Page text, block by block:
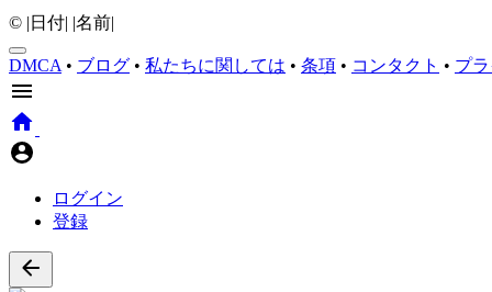
© |日付| |名前|
DMCA • ブログ • 私たちに関しては • 条項 • コンタクト • プ
ログイン
登録